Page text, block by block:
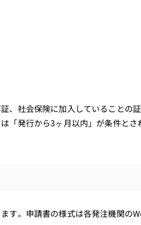
、社会保険に加入していることの
「発行から3ヶ月以内」が条件と
す。申請書の様式は各発注機関の